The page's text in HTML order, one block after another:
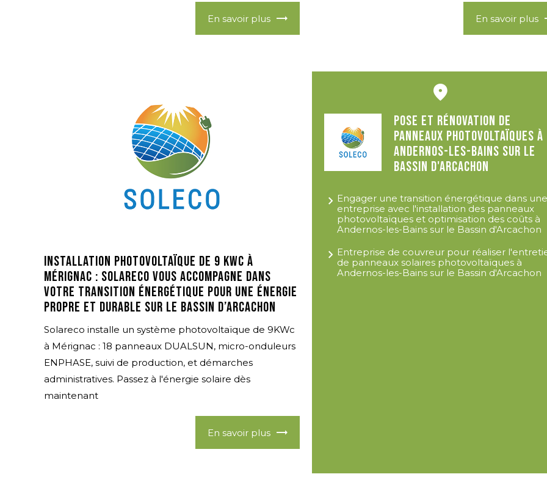
En savoir plus En savoir plus
Installation photovoltaïque de 9 kWc à
Mérignac : Solareco vous accompagne dans
votre transition énergétique pour une énergie
propre et durable sur le Bassin d’Arcachon
Solareco installe un système photovoltaïque de 9KWc
à Mérignac : 18 panneaux DUALSUN, micro-onduleurs
ENPHASE, suivi de production, et démarches
administratives. Passez à l'énergie solaire dès
maintenant
En savoir plus
Pose et rénovation de
panneaux photovoltaïques à
Andernos-les-Bains sur le
Bassin d'Arcachon
Engager une transition énergétique dans
entreprise avec l'installation des panneaux
photovoltaïques et optimisation des coûts à
Andernos-les-Bains sur le Bassin d'Arcachon
Entreprise de couvreur pour réaliser
de panneaux solaires photovoltaïques à
Andernos-les-Bains sur le Bassin d'Arcachon